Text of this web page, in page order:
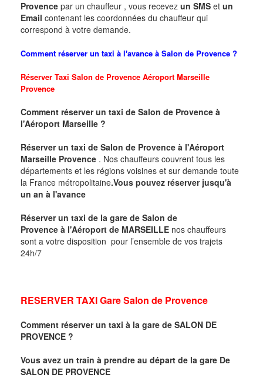
Provence par un chauffeur , vous recevez un SMS et un
Email contenant les coordonnées du chauffeur qui
correspond à votre demande.
Comment réserver un taxi à l'avance à Salon de Provence ?
Réserver Taxi Salon de Provence Aéroport Marseille
Provence
Comment réserver un taxi de Salon de Provence à
l'Aéroport Marseille ?
Réserver un taxi de Salon de Provence à l'Aéroport
Marseille Provence . Nos chauffeurs couvrent tous les
départements et les régions voisines et sur demande toute
la France métropolitaine.Vous pouvez réserver jusqu'à
un an à l'avance
Réserver un taxi de la gare de Salon de
Provence à l'Aéroport de MARSEILLE nos chauffeurs
sont a votre disposition pour l’ensemble de vos trajets
24h/7
RESERVER TAXI GareSalon de Provence
Comment réserver un taxi à la gare de SALON DE
PROVENCE ?
Vous avez un train à prendre au départ de la gare De
SALON DE PROVENCE